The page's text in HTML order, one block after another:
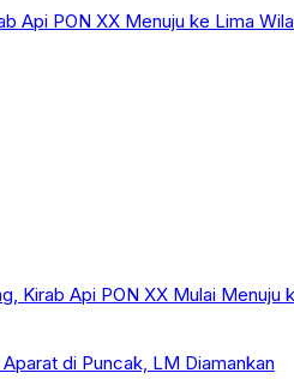
Api PON XX Menuju ke Lima
Kirab Api PON XX Mulai Menuju
di Puncak, LM Diamankan